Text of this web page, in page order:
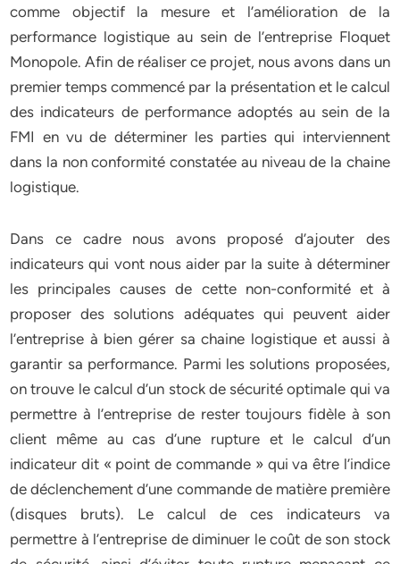
comme objectif la mesure et l’amélioration de la
performance logistique au sein de l’entreprise Floquet
Monopole. Afin de réaliser ce projet, nous avons dans un
premier temps commencé par la présentation et le calcul
des indicateurs de performance adoptés au sein de la
FMI en vu de déterminer les parties qui interviennent
dans la non conformité constatée au niveau de la chaine
logistique.
Dans ce cadre nous avons proposé d’ajouter des
indicateurs qui vont nous aider par la suite à déterminer
les principales causes de cette non-conformité et à
proposer des solutions adéquates qui peuvent aider
l’entreprise à bien gérer sa chaine logistique et aussi à
garantir sa performance. Parmi les solutions proposées,
on trouve le calcul d’un stock de sécurité optimale qui va
permettre à l’entreprise de rester toujours fidèle à son
client même au cas d’une rupture et le calcul d’un
indicateur dit « point de commande » qui va être l’indice
de déclenchement d’une commande de matière première
(disques bruts). Le calcul de ces indicateurs va
permettre à l’entreprise de diminuer le coût de son stock